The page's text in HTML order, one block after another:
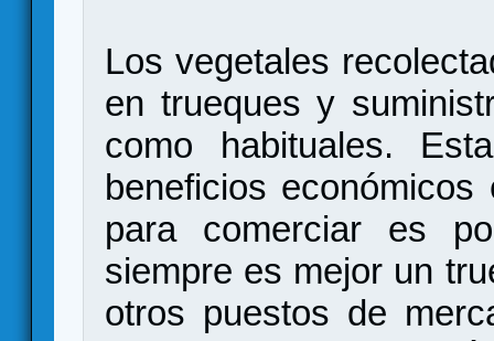
Los vegetales
en trueques y
como habituales.
beneficios
para comerciar es
siempre es mejor un
otros puestos de